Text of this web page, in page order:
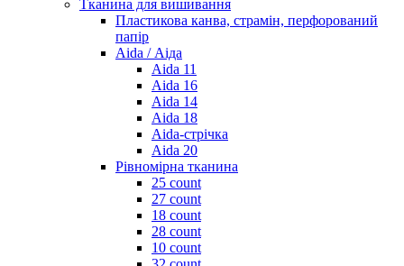
Тканина для вишивання
Пластикова канва, страмін, перфорований
папір
Aida / Аіда
Aida 11
Aida 16
Aida 14
Aida 18
Aida-стрічка
Aida 20
Рівномірна тканина
25 count
27 count
18 count
28 count
10 count